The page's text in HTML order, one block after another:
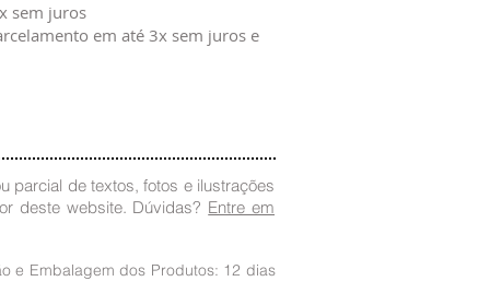
sem juros
em até 3x sem juros e
parcial de textos, fotos e ilustrações
deste website. Dúvidas? Entre em
e Embalagem dos Produtos: 12 dias